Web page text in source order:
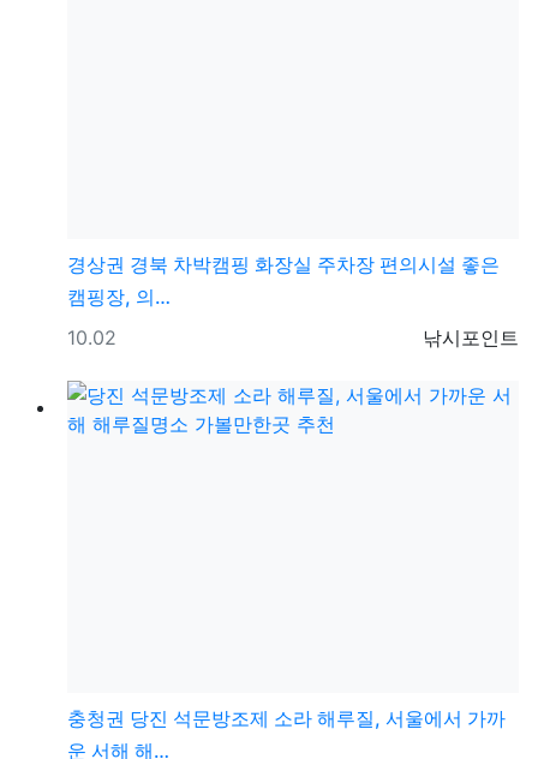
경상권 경북 차박캠핑 화장실 주차장 편의시설 좋은
캠핑장, 의…
등록자
낚시포인트
등록일
10.02
충청권 당진 석문방조제 소라 해루질, 서울에서 가까
운 서해 해…